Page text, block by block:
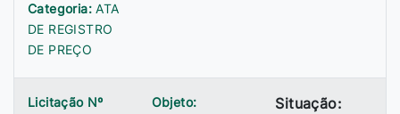
Categoria:ATA
DE REGISTRO
DE PREÇO
Licitação Nº
Objeto:
Situação: